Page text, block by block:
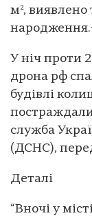
м², виявлено
У ніч проти
дрона рф
будівлі
служба
(ДСНС),
Деталі
“Вночі у